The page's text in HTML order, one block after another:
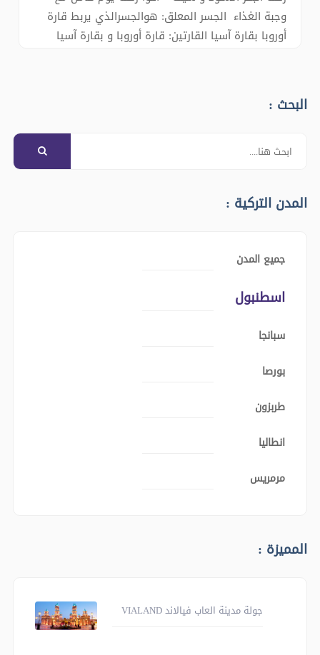
وجبة الغذاء الجسر المعلق: هوالجسرالذي يربط قارة
أوروبا بقارة آسيا القارتين: قارة أوروبا و بقارة آسيا
الطبي
البحث :
المدن التركية :
جميع المدن
اسطنبول
سبانجا
بورصا
طربزون
انطاليا
مرمريس
المميزة :
جولة مدينة العاب فيالاند VIALAND